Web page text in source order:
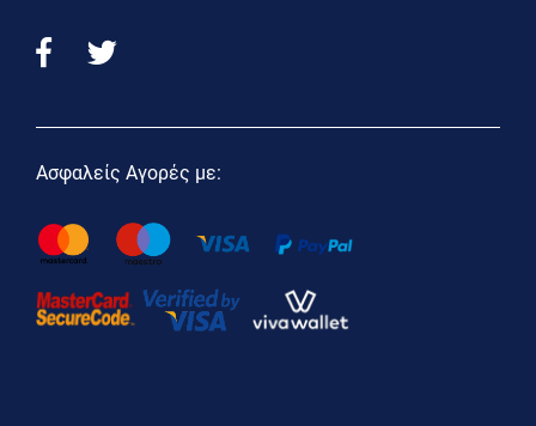
Ασφαλείς Αγορές με: